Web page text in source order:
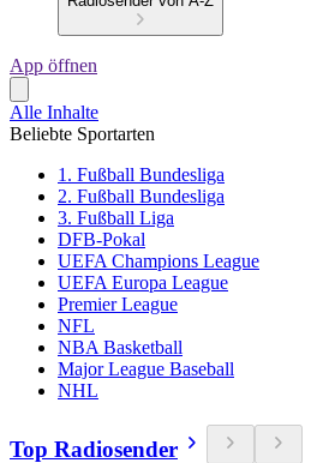
App öffnen
Alle Inhalte
Beliebte Sportarten
1. Fußball Bundesliga
2. Fußball Bundesliga
3. Fußball Liga
DFB-Pokal
UEFA Champions League
UEFA Europa League
Premier League
NFL
NBA Basketball
Major League Baseball
NHL
Top Radiosender